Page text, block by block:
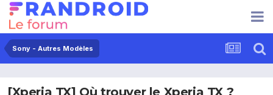
Sony - Autres Modèles
[Xperia TX] Où trouver le Xperia TX ?